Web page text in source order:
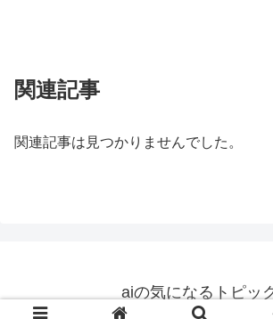
関連記事
関連記事は見つかりませんでした。
aiの気になるトピッ